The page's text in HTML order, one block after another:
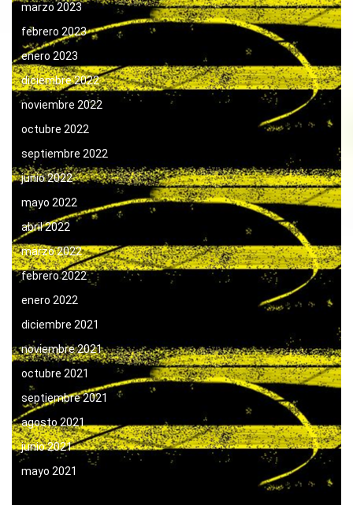
marzo 2023
febrero 2023
enero 2023
diciembre 2022
noviembre 2022
octubre 2022
septiembre 2022
junio 2022
mayo 2022
abril 2022
marzo 2022
febrero 2022
enero 2022
diciembre 2021
noviembre 2021
octubre 2021
septiembre 2021
agosto 2021
junio 2021
mayo 2021